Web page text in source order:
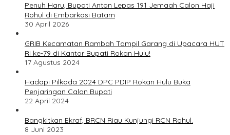
Penuh Haru, Bupati Anton Lepas 191 Jemaah Calon Haji
Rohul di Embarkasi Batam
30 April 2026
GRIB Kecamatan Rambah Tampil Garang di Upacara HUT
RI ke-79 di Kantor Bupati Rokan Hulu!
17 Agustus 2024
Hadapi Pilkada 2024 DPC PDIP Rokan Hulu Buka
Penjaringan Calon Bupati
22 April 2024
Bangkitkan Ekraf, BRCN Riau Kunjungi RCN Rohul.
8 Juni 2023